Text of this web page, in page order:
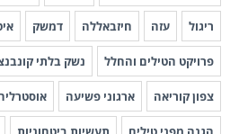
ריגול עזה חיזבאללה דמשק
פרויקט הטילים והחלל נשק בלתי
צפון קוריאה ארגוני פשיעה